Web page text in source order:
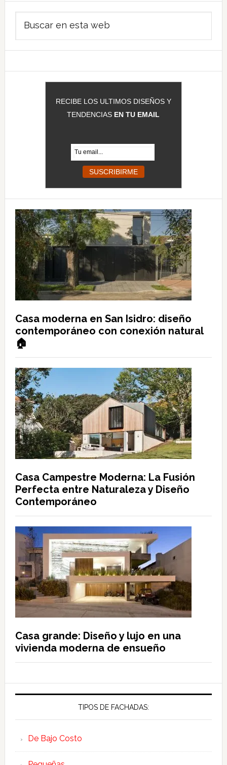
Barra
lateral
principal
RECIBE LOS ULTIMOS DISEÑOS Y
TENDENCIAS EN TU EMAIL
Casa moderna en San Isidro: diseño
contemporáneo con conexión natural
🏠
Casa Campestre Moderna: La Fusión
Perfecta entre Naturaleza y Diseño
Contemporáneo
Casa grande: Diseño y lujo en una
vivienda moderna de ensueño
TIPOS DE FACHADAS:
De Bajo Costo